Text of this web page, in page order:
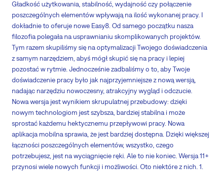
Gładkość użytkowania, stabilność, wydajność czy połączenie
poszczególnych elementów wpływają na ilość wykonanej pracy. I
dokładnie to oferuje nowe Easy8. Od samego początku nasza
filozofia polegała na usprawnianiu skomplikowanych projektów.
Tym razem skupiliśmy się na optymalizacji Twojego doświadczenia
z samym narzędziem, abyś mógł skupić się na pracy i lepiej
pozostać w rytmie. Jednocześnie zadbaliśmy o to, aby Twoje
doświadczenie pracy było jak najprzyjemniejsze z nową wersją,
nadając narzędziu nowoczesny, atrakcyjny wygląd i odczucie.
Nowa wersja jest wynikiem skrupulatnej przebudowy: dzięki
nowym technologiom jest szybsza, bardziej stabilna i może
sprostać każdemu hektycznemu przepływowi pracy. Nowa
aplikacja mobilna sprawia, że jest bardziej dostępna. Dzięki większej
łączności poszczególnych elementów, wszystko, czego
potrzebujesz, jest na wyciągnięcie ręki. Ale to nie koniec. Wersja 11+
przynosi wiele nowych funkcji i możliwości. Oto niektóre z nich. 1.